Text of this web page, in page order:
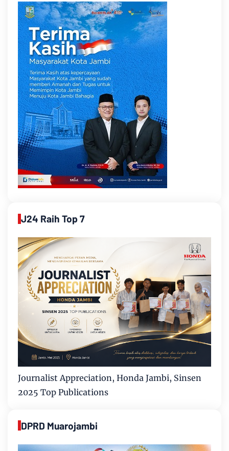
J24 Raih Top 7
Journalist Appreciation, Honda Jambi, Sinsen
2025 Top Publications
DPRD Muarojambi